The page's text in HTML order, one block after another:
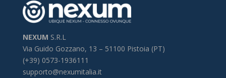
NEXUM S.R.L
Via Guido Gozzano, 13 – 51100 Pistoia (PT)
(+39) 0573-1936111
supporto@nexumitalia.it